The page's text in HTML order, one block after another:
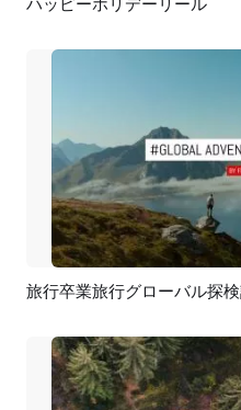
プレビュー
ハッピーホリデーリール
プレビュー
旅行卒業旅行グローバル探